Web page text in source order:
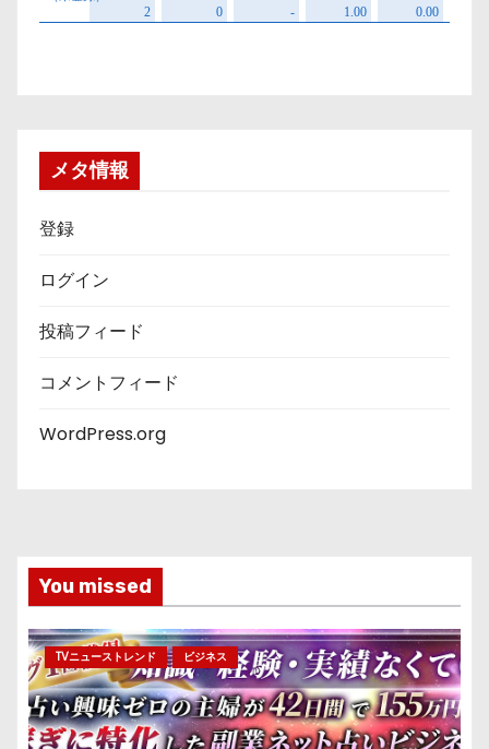
メタ情報
登録
ログイン
投稿フィード
コメントフィード
WordPress.org
You missed
TVニューストレンド ビジネス